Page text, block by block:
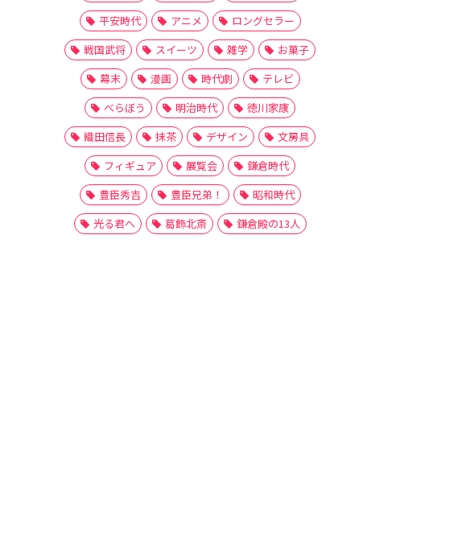
平安時代
アニメ
ロングセラー
戦国武将
スイーツ 雑学
お菓子
幕末
漫画 時代劇
テレビ
べらぼう
明治時代
徳川家康
織田信長
抹茶 デザイン
文房具
フィギュア
展覧会
鎌倉時代
豊臣秀吉
豊臣兄弟！
昭和時代
光る君へ
葛飾北斎 鎌倉殿の13人